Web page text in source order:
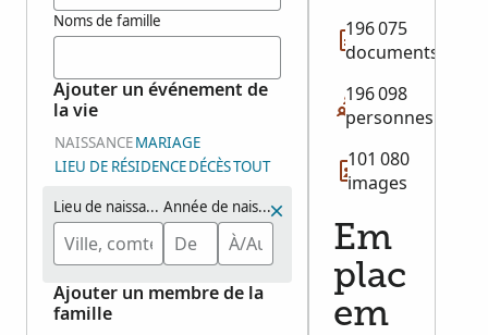
Noms de famille
Ajouter un événement de
la vie
NAISSANCEMARIAGE
LIEU DE RÉSIDENCEDÉCÈSTOUT
Lieu de naissance Année de naissance (plage de dates)
Ajouter un membre de la
famille
196 075
documents
196 098
personnes
101 080
images
Em
plac
em